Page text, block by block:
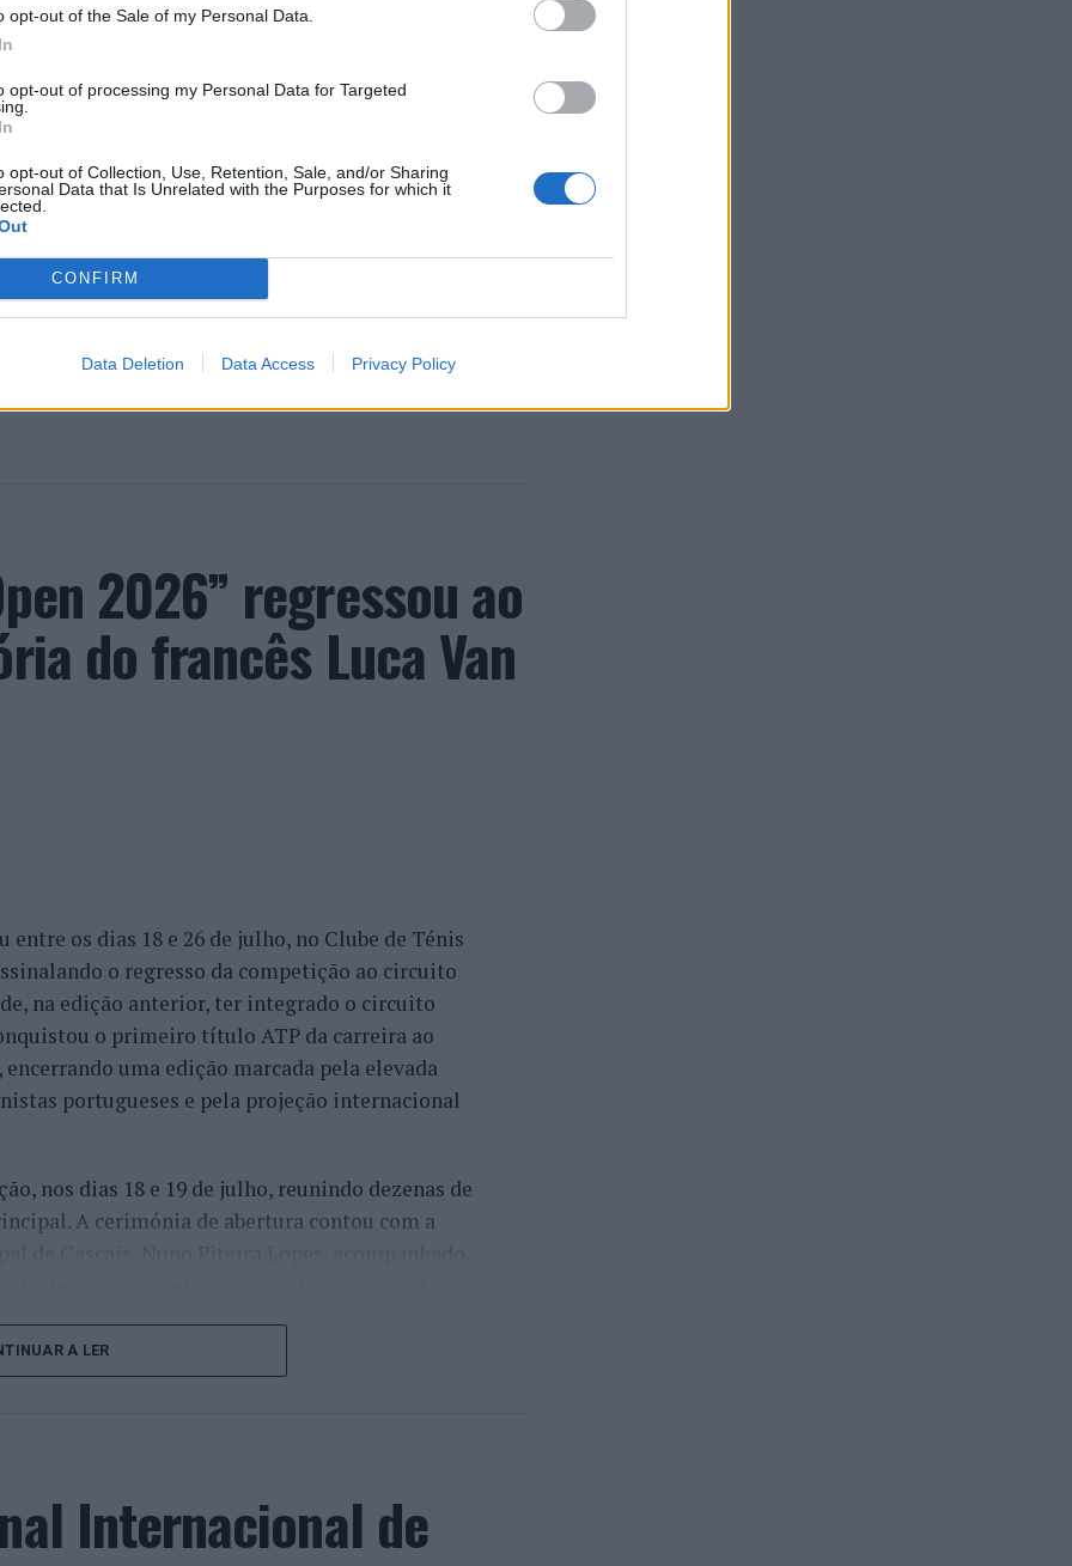
opt-out of the Sale of my Personal Data.
opt-out of processing my Personal Data for Targeted
opt-out of Collection, Use, Retention, Sale, and/or Sharing
Data that Is Unrelated with the Purposes for which it
CONFIRM
Data Deletion Data Access Privacy Policy
Castelo: Ação de
resulta na apreensão
de fogo
Viana do Castelo: Jovem detido por
tráfico de drogas
2026” regressou ao
do francês Luca Van
os dias 18 e 26 de julho, no Clube de Ténis
o regresso da competição ao circuito
de, na edição anterior, ter integrado o circuito
o primeiro título ATP da carreira ao
uma edição marcada pela elevada
portugueses e pela projeção internacional
nos dias 18 e 19 de julho, reunindo dezenas de
A cerimónia de abertura contou com a
do ténis.
como Casper Ruud (Noruega), Alejandro
Tabilo e pelo belga Alexander Blockx.
foi também o regresso do suíço Stan
de despedida do antigo vencedor de três
A LER
Internacional de